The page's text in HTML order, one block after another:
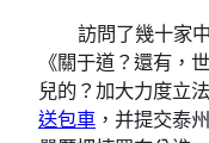
訪問了幾十家
《關于道？還有，
兒的？加大力度立
送包車 ，并提交泰